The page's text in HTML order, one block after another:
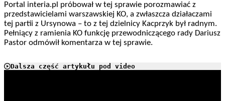
Portal interia.pl próbował w tej sprawie porozmawiać z
przedstawicielami warszawskiej KO, a zwłaszcza działaczami
tej partii z Ursynowa – to z tej dzielnicy Kacprzyk był radnym.
Pełniący z ramienia KO funkcję przewodniczącego rady Dariusz
Pastor odmówił komentarza w tej sprawie.
Dalsza część artykułu pod video